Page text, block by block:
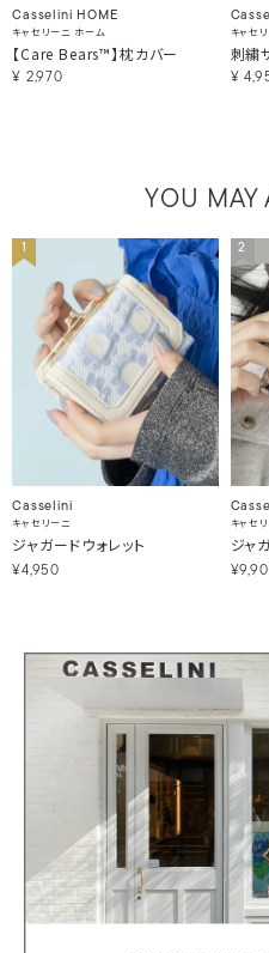
Casselini HOME
キャセリーニ ホーム
【Care Bears™】枕カバー
¥ 2,970
キャセ
刺繍
¥
YOU MAY
1
Casselini
キャセリーニ
ジャガードウォレット
¥4,950
2
キャセ
ジャ